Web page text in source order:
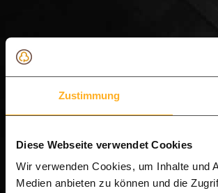
Zustimmung
Diese Webseite verwendet Cookies
Wir verwenden Cookies, um Inhalte und
Medien anbieten zu können und die